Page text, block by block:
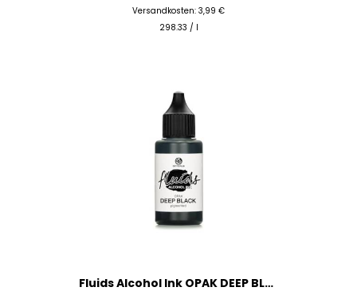
Versandkosten: 3,99 €
298.33 / l
Fluids Alcohol Ink OPAK DEEP BLACK, pigmentierte Alkoholtinte, deckend auf hellen und dunklen Untergründen